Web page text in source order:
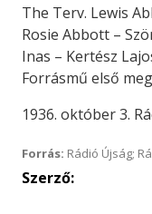
The Terv. Lewis
Rosie Abbott –
Inas – Kertész
Forrásmű első
1936. október 3.
Forrás: Rádió Újság;
Szerző: